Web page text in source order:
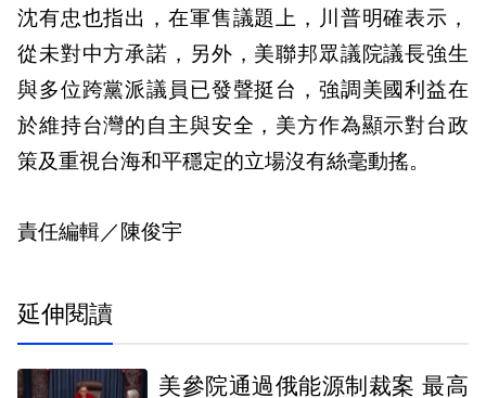
沈有忠也指出，在軍售議題上，川普明確表示，
從未對中方承諾，另外，美聯邦眾議院議長強生
與多位跨黨派議員已發聲挺台，強調美國利益在
於維持台灣的自主與安全，美方作為顯示對台政
策及重視台海和平穩定的立場沒有絲毫動搖。
責任編輯／陳俊宇
延伸閱讀
美參院通過俄能源制裁案 最高